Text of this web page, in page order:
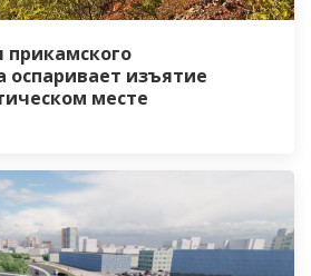
оспаривает изъятие
месте